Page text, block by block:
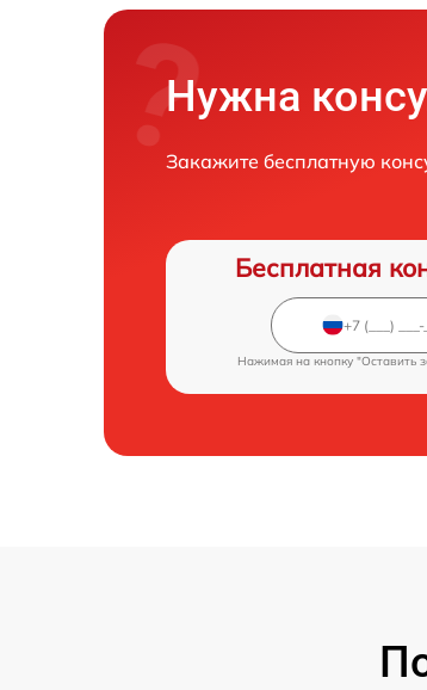
Нужна
Закажите бесплатную
Бесплатная
Нажимая на кнопку "Оставить